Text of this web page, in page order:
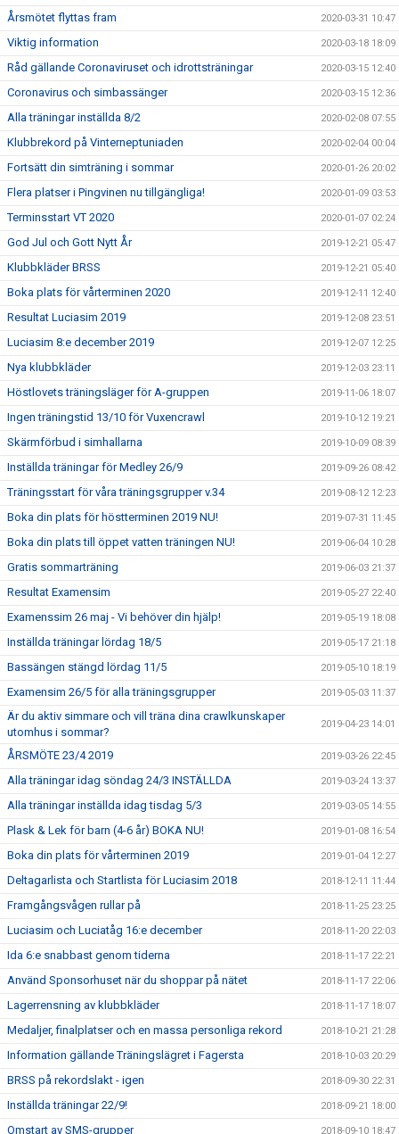
Årsmötet flyttas fram 2020-03-31 10:47
Viktig information 2020-03-18 18:09
Råd gällande Coronaviruset och idrottsträningar 2020-03-15 12:40
Coronavirus och simbassänger 2020-03-15 12:36
Alla träningar inställda 8/2 2020-02-08 07:55
Klubbrekord på Vinterneptuniaden 2020-02-04 00:04
Fortsätt din simträning i sommar 2020-01-26 20:02
Flera platser i Pingvinen nu tillgängliga! 2020-01-09 03:53
Terminsstart VT 2020 2020-01-07 02:24
God Jul och Gott Nytt År 2019-12-21 05:47
Klubbkläder BRSS 2019-12-21 05:40
Boka plats för vårterminen 2020 2019-12-11 12:40
Resultat Luciasim 2019 2019-12-08 23:51
Luciasim 8:e december 2019 2019-12-07 12:25
Nya klubbkläder 2019-12-03 23:11
Höstlovets träningsläger för A-gruppen 2019-11-06 18:07
Ingen träningstid 13/10 för Vuxencrawl 2019-10-12 19:21
Skärmförbud i simhallarna 2019-10-09 08:39
Inställda träningar för Medley 26/9 2019-09-26 08:42
Träningsstart för våra träningsgrupper v.34 2019-08-12 12:23
Boka din plats för höstterminen 2019 NU! 2019-07-31 11:45
Boka din plats till öppet vatten träningen NU! 2019-06-04 10:28
Gratis sommarträning 2019-06-03 21:37
Resultat Examensim 2019-05-27 22:40
Examenssim 26 maj - Vi behöver din hjälp! 2019-05-19 18:08
Inställda träningar lördag 18/5 2019-05-17 21:18
Bassängen stängd lördag 11/5 2019-05-10 18:19
Examensim 26/5 för alla träningsgrupper 2019-05-03 11:37
Är du aktiv simmare och vill träna dina crawlkunskaper
utomhus i sommar?
2019-04-23 14:01
ÅRSMÖTE 23/4 2019 2019-03-26 22:45
Alla träningar idag söndag 24/3 INSTÄLLDA 2019-03-24 13:37
Alla träningar inställda idag tisdag 5/3 2019-03-05 14:55
Plask & Lek för barn (4-6 år) BOKA NU! 2019-01-08 16:54
Boka din plats för vårterminen 2019 2019-01-04 12:27
Deltagarlista och Startlista för Luciasim 2018 2018-12-11 11:44
Framgångsvågen rullar på 2018-11-25 23:25
Luciasim och Luciatåg 16:e december 2018-11-20 22:03
Ida 6:e snabbast genom tiderna 2018-11-17 22:21
Använd Sponsorhuset när du shoppar på nätet 2018-11-17 22:06
Lagerrensning av klubbkläder 2018-11-17 18:07
Medaljer, finalplatser och en massa personliga rekord 2018-10-21 21:28
Information gällande Träningslägret i Fagersta 2018-10-03 20:29
BRSS på rekordslakt - igen 2018-09-30 22:31
Inställda träningar 22/9! 2018-09-21 18:00
Omstart av SMS-grupper 2018-09-10 18:47